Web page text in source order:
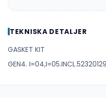
TEKNISKA DETALJER
GASKET KIT
GEN4.